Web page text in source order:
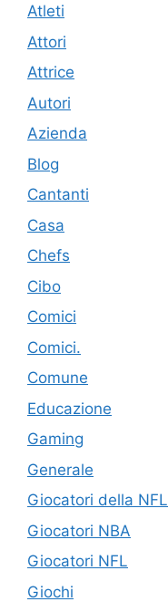
Atleti
Attori
Attrice
Autori
Azienda
Blog
Cantanti
Casa
Chefs
Cibo
Comici
Comici.
Comune
Educazione
Gaming
Generale
Giocatori della NFL
Giocatori NBA
Giocatori NFL
Giochi